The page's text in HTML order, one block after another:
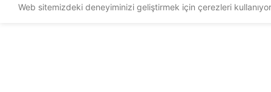
Web sitemizdeki deneyiminizi geliştirmek için çerezleri